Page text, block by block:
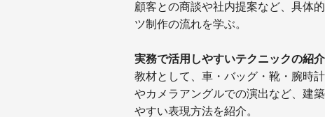
顧客との商談や社内提案など、具体
ツ制作の流れを学ぶ。
実務で活用しやすいテクニックの紹介
教材として、車・バッグ・靴・腕時
やカメラアングルでの演出など、建
やすい表現方法を紹介。